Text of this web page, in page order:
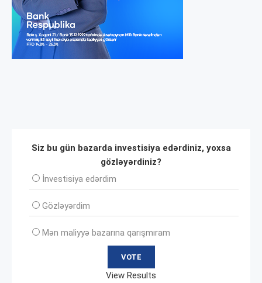
Siz bu gün bazarda investisiya edərdiniz, yoxsa
gözləyərdiniz?
İnvеstisiya edərdim
Gözləyərdim
Mən maliyyə bazarına qarışmıram
View Results